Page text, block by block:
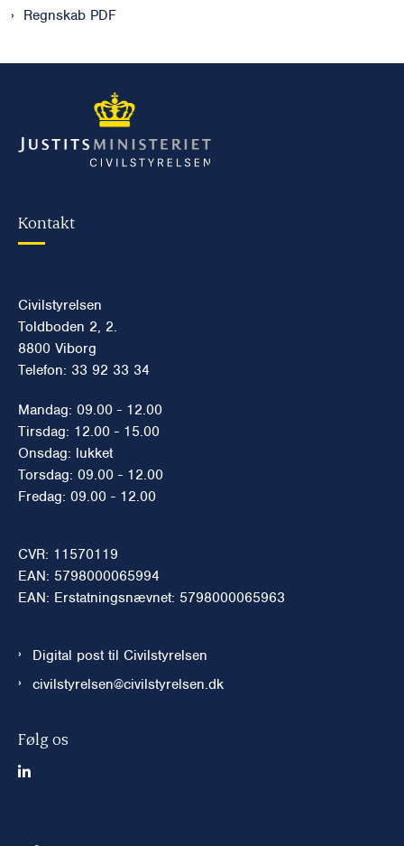
Regnskab PDF
Kontakt
Civilstyrelsen
Toldboden 2, 2.
8800 Viborg
Telefon: 33 92 33 34
Mandag: 09.00 - 12.00
Tirsdag: 12.00 - 15.00
Onsdag: lukket
Torsdag: 09.00 - 12.00
Fredag: 09.00 - 12.00
CVR: 11570119
EAN: 5798000065994
EAN: Erstatningsnævnet: 5798000065963
Digital post til Civilstyrelsen
civilstyrelsen@civilstyrelsen.dk
Følg os